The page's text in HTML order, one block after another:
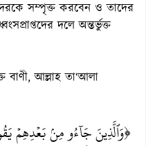
সম্পৃক্ত করবেন ও তাদের
দলে অন্তর্ভুক্ত
বাণী, আল্লাহ তা‘আলা
﴿وَٱلَّذِينَ جَآءُو مِنۢ بَعۡدِهِمۡ